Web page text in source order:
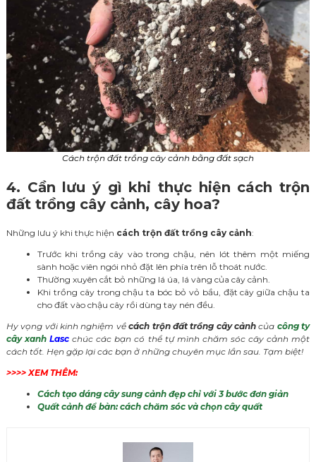
Cách trộn đất trồng cây cảnh bằng đất sạch
4. Cần lưu ý gì khi thực hiện cách trộn
đất trồng cây cảnh, cây hoa?
Những lưu ý khi thực hiện cách trộn đất trồng cây cảnh:
Trước khi trồng cây vào trong chậu, nên lót thêm một miếng
sành hoặc viên ngói nhỏ đặt lên phía trên lỗ thoát nước.
Thường xuyên cắt bỏ những lá úa, lá vàng của cây cảnh.
Khi trồng cây trong chậu ta bóc bỏ vỏ bầu, đặt cây giữa chậu ta
cho đất vào chậu cây rồi dùng tay nén đều.
Hy vọng với kinh nghiệm vềcách trộn đất trồng cây cảnhcủa công ty
cây xanh Lascchúc các bạn có thể tự mình chăm sóc cây cảnh một
cách tốt. Hẹn gặp lại các bạn ở những chuyên mục lần sau. Tạm biệt!
>>>> XEM THÊM:
Cách tạo dáng cây sung cảnh đẹp chỉ với 3 bước đơn giản
Quất cảnh để bàn: cách chăm sóc và chọn cây quất